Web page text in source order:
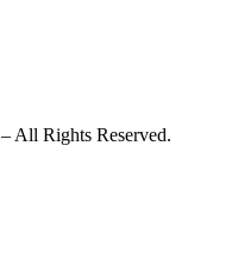
All Rights Reserved.